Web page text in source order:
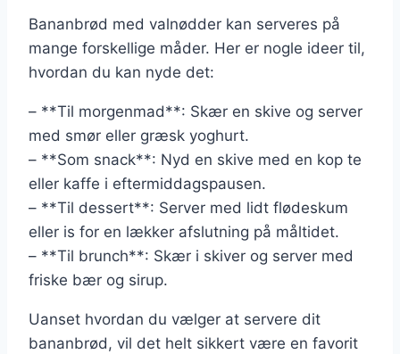
Bananbrød med valnødder kan serveres på
mange forskellige måder. Her er nogle ideer til,
hvordan du kan nyde det:
– **Til morgenmad**: Skær en skive og server
med smør eller græsk yoghurt.
– **Som snack**: Nyd en skive med en kop te
eller kaffe i eftermiddagspausen.
– **Til dessert**: Server med lidt flødeskum
eller is for en lækker afslutning på måltidet.
– **Til brunch**: Skær i skiver og server med
friske bær og sirup.
Uanset hvordan du vælger at servere dit
bananbrød, vil det helt sikkert være en favorit